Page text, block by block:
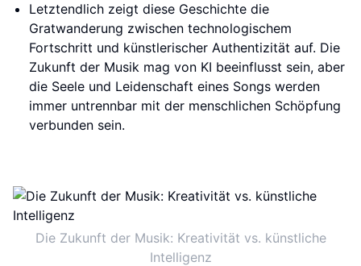
Letztendlich zeigt diese Geschichte die
Gratwanderung zwischen technologischem
Fortschritt und künstlerischer Authentizität auf. Die
Zukunft der Musik mag von KI beeinflusst sein, aber
die Seele und Leidenschaft eines Songs werden
immer untrennbar mit der menschlichen Schöpfung
verbunden sein.
Die Zukunft der Musik: Kreativität vs. künstliche
Intelligenz